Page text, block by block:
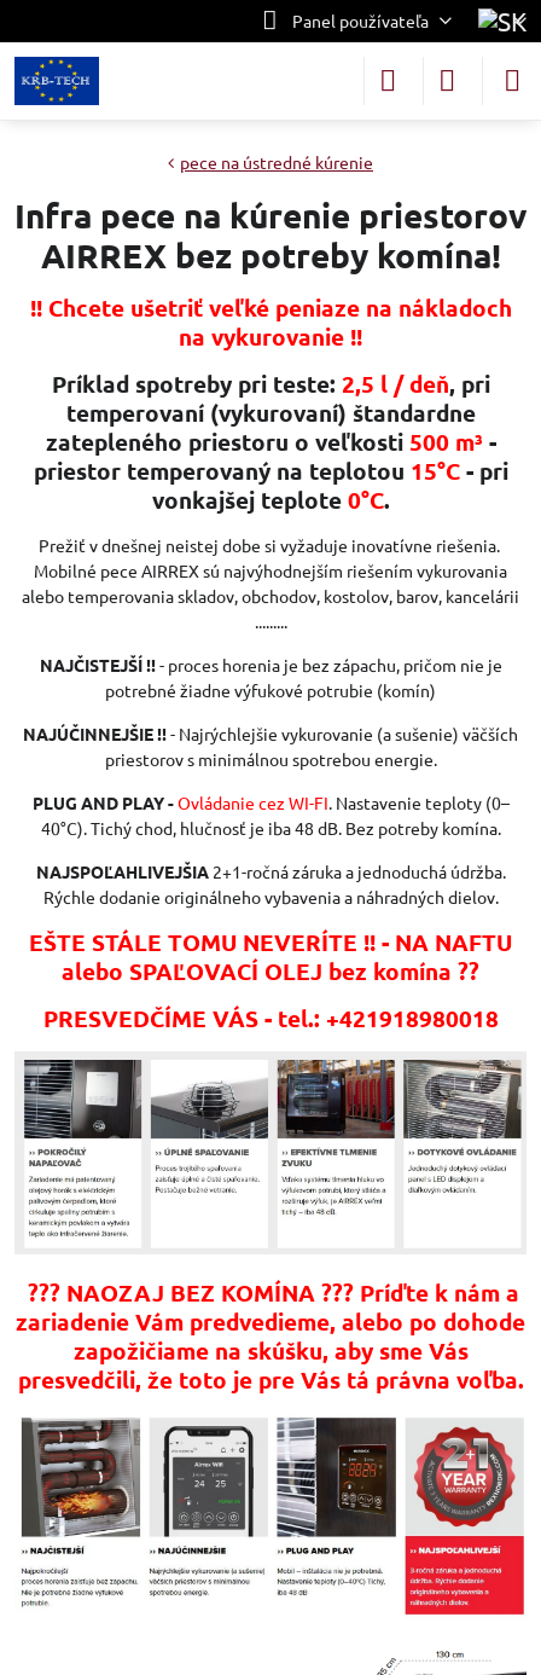
Panel používateľa
pece na ústredné kúrenie
Infra pece na kúrenie priestorov
AIRREX bez potreby komína!
!! Chcete ušetriť veľké peniaze na nákladoch
na vykurovanie !!
Príklad spotreby pri teste: 2,5 l / deň, pri
temperovaní (vykurovaní) štandardne
zatepleného priestoru o veľkosti 500 m³ -
priestor temperovaný na teplotou 15°C- pri
vonkajšej teplote 0°C.
Prežiť v dnešnej neistej dobe si vyžaduje inovatívne riešenia.
Mobilné pece AIRREX sú najvýhodnejším riešením vykurovania
alebo temperovania skladov, obchodov, kostolov, barov, kancelárii
.........
NAJČISTEJŠÍ !!- proces horenia je bez zápachu, pričom nie je
potrebné žiadne výfukové potrubie (komín)
NAJÚČINNEJŠIE !!- Najrýchlejšie vykurovanie (a sušenie) väčších
priestorov s minimálnou spotrebou energie.
PLUG AND PLAY -Ovládanie cez WI-FI. Nastavenie teploty (0–
40°C). Tichý chod, hlučnosť je iba 48 dB. Bez potreby komína.
NAJSPOĽAHLIVEJŠIA2+1-ročná záruka a jednoduchá údržba.
Rýchle dodanie originálneho vybavenia a náhradných dielov.
EŠTE STÁLE TOMU NEVERÍTE !! - NA NAFTU
alebo SPAĽOVACÍ OLEJ bez komína ??
PRESVEDČÍME VÁS - tel.: +421918980018
??? NAOZAJ BEZ KOMÍNA ??? Príďte k nám a
zariadenie Vám predvedieme, alebo po dohode
zapožičiame na skúšku, aby sme Vás
presvedčili, že toto je pre Vás tá právna voľba.